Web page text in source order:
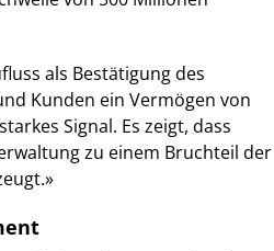
als Bestätigung des
Kunden ein Vermögen von
Signal. Es zeigt, dass
zu einem Bruchteil der